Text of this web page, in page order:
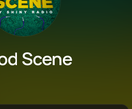
Scene